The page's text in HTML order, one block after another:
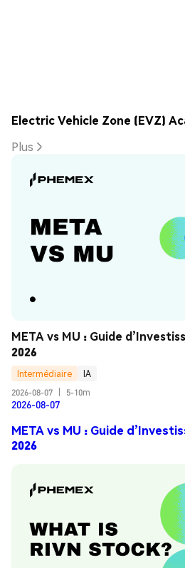
Electric Vehicle Zone (EVZ)
Plus
META vs MU : Guide
2026
Intermédiaire
IA
2026-08-07
5-10m
2026-08-07
META vs MU : Guide
2026